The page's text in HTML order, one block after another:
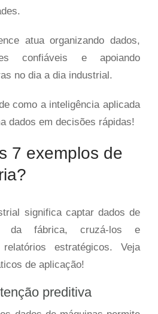
atua organizando dados,
confiáveis e apoiando
no dia a dia industrial.
como a inteligência aplicada
dados em decisões rápidas!
7 exemplos de
significa captar dados de
da fábrica, cruzá-los e
estratégicos. Veja
de aplicação!
preditiva